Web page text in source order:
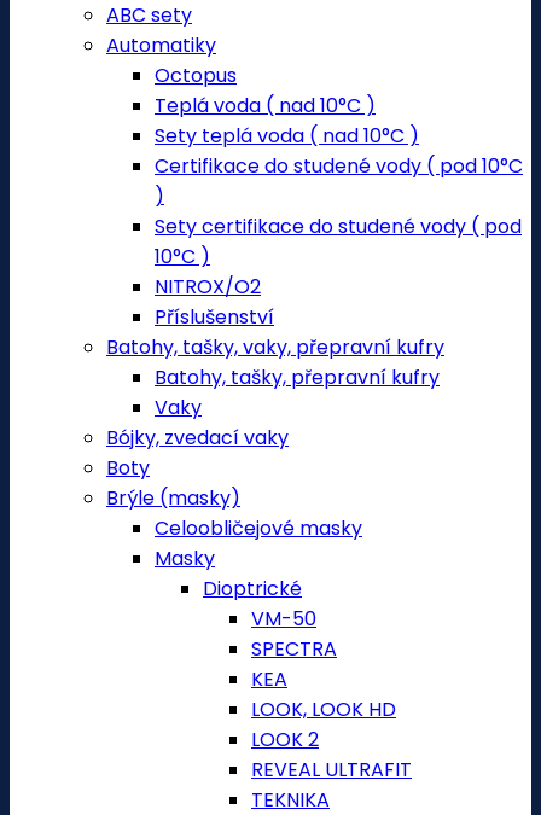
ABC sety
Automatiky
Octopus
Teplá voda ( nad 10°C )
Sety teplá voda ( nad 10°C )
Certifikace do studené vody ( pod 10°C
)
Sety certifikace do studené vody ( pod
10°C )
NITROX/O2
Příslušenství
Batohy, tašky, vaky, přepravní kufry
Batohy, tašky, přepravní kufry
Vaky
Bójky, zvedací vaky
Boty
Brýle (masky)
Celoobličejové masky
Masky
Dioptrické
VM-50
SPECTRA
KEA
LOOK, LOOK HD
LOOK 2
REVEAL ULTRAFIT
TEKNIKA